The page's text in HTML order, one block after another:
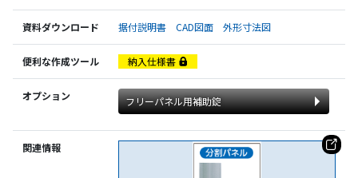
資料ダウンロード 据付説明書 CAD図面 外形寸法図
便利な作成ツール 納入仕様書
オプション フリーパネル用補助錠
関連情報